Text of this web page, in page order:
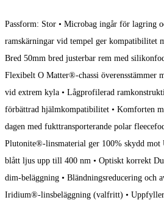
Passform: Stor • Microbag ingår för lagring
ramskärningar vid tempel ger kompatibilitet
Bred 50mm bred justerbar rem med
Flexibelt O Matter®-chassi överensstämmer
vid extrem kyla • Lågprofilerad
förbättrad hjälmkompatibilitet • Komforten
dagen med fukttransporterande polar
Plutonite®-linsmaterial ger 100% skydd
blått ljus upp till 400 nm • Optiskt korrekt
dim-beläggning • Bländningsreducering och
Iridium®-linsbeläggning (valfritt) • Uppfyller